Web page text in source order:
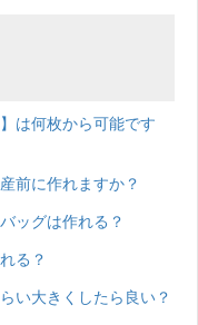
は何枚から可能です
前に作れますか？
ッグは作れる？
る？
い大きくしたら良い？